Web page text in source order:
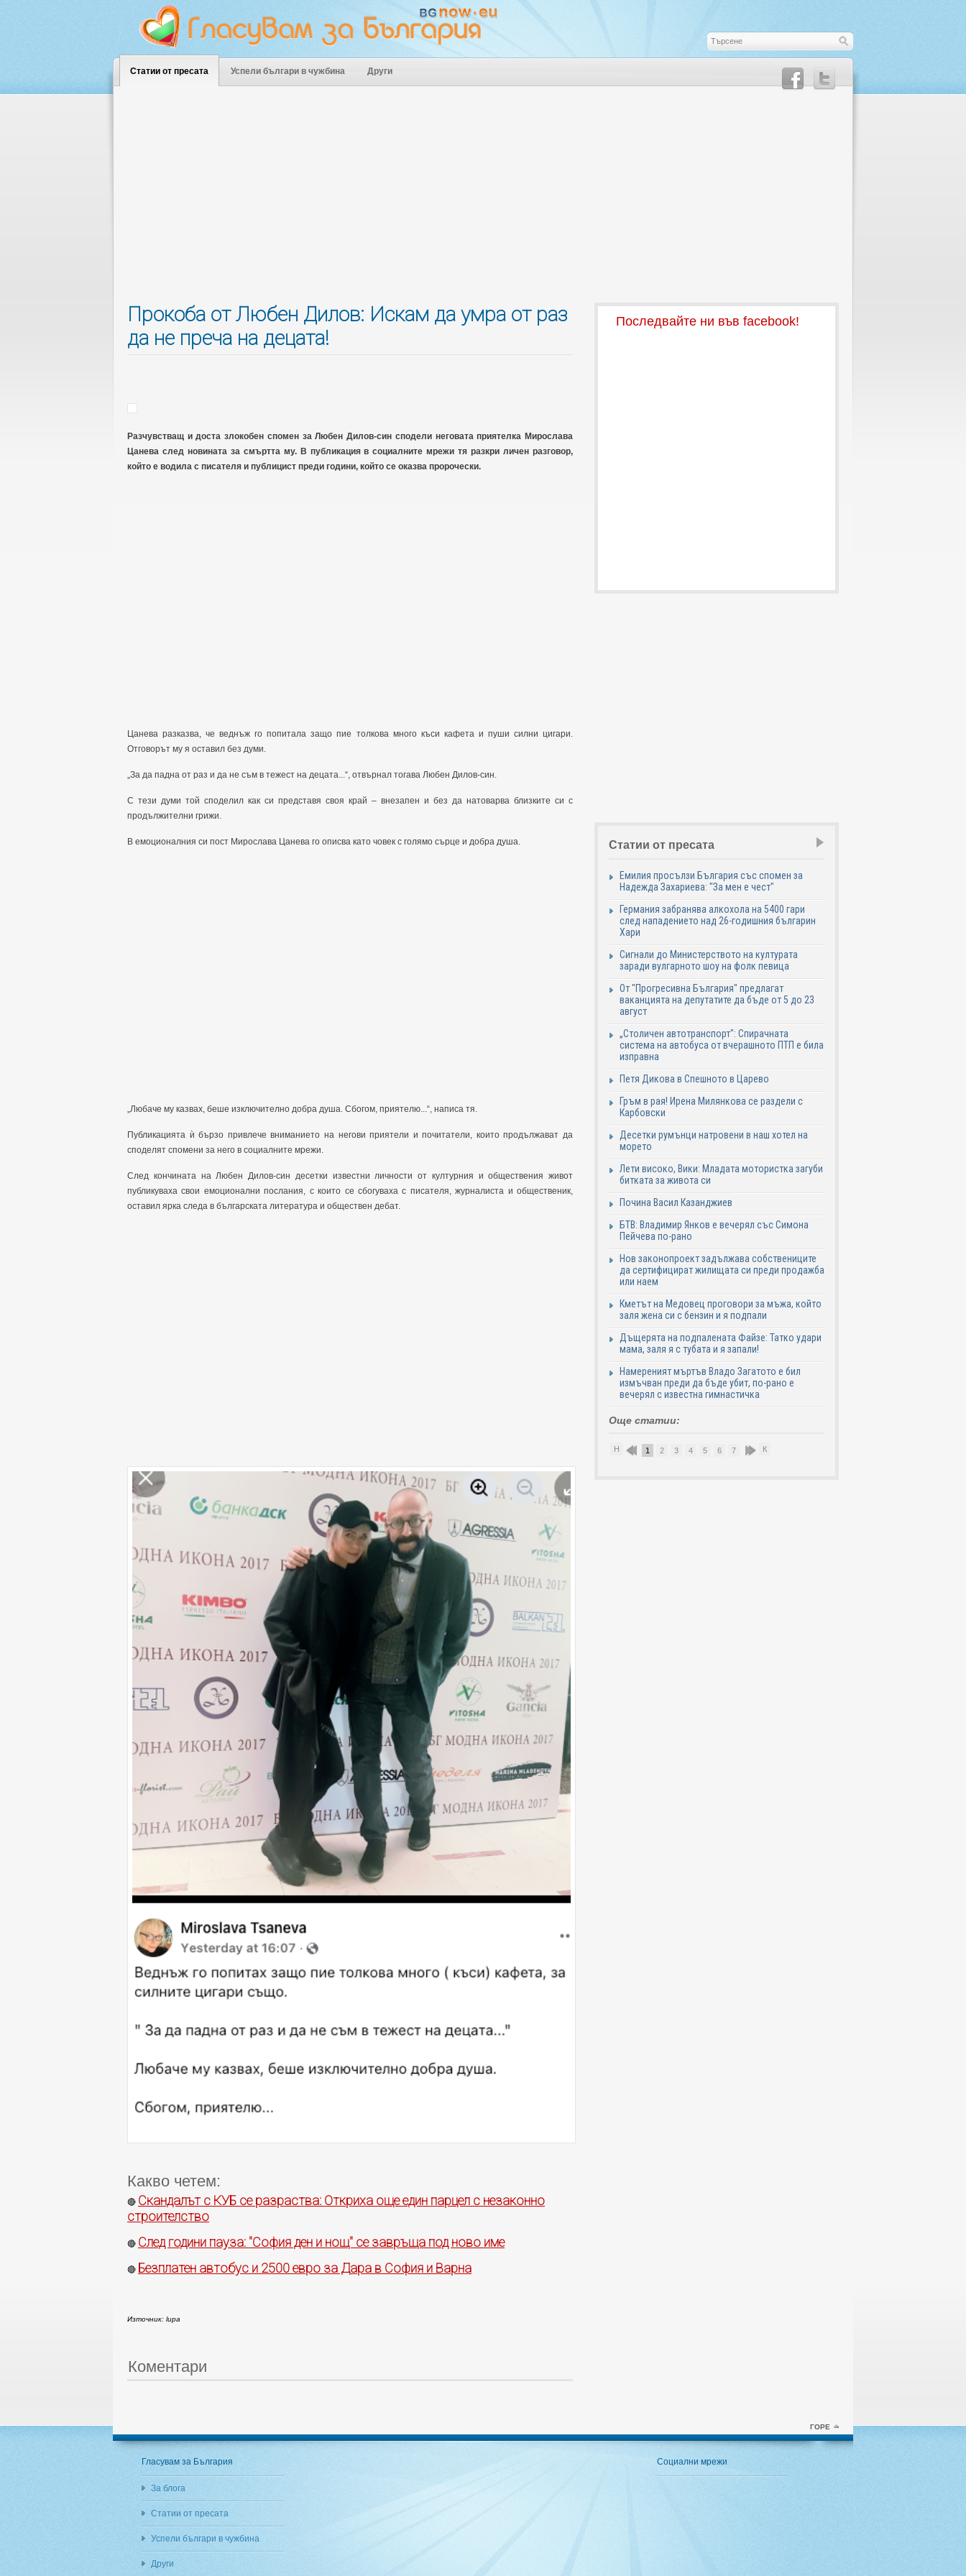
Статии от пресата Успели българи в чужбина Други
Прокоба от Любен Дилов: Искам да умра от раз
да не преча на децата!
Разчувстващ и доста злокобен спомен за Любен Дилов-син сподели неговата приятелка Мирослава
Цанева след новината за смъртта му. В публикация в социалните мрежи тя разкри личен разговор,
който е водила с писателя и публицист преди години, който се оказва пророчески.
Цанева разказва, че веднъж го попитала защо пие толкова много къси кафета и пуши силни цигари.
Отговорът му я оставил без думи.
„За да падна от раз и да не съм в тежест на децата...“, отвърнал тогава Любен Дилов-син.
С тези думи той споделил как си представя своя край – внезапен и без да натоварва близките си с
продължителни грижи.
В емоционалния си пост Мирослава Цанева го описва като човек с голямо сърце и добра душа.
„Любаче му казвах, беше изключително добра душа. Сбогом, приятелю...“, написа тя.
Публикацията ѝ бързо привлече вниманието на негови приятели и почитатели, които продължават да
споделят спомени за него в социалните мрежи.
След кончината на Любен Дилов-син десетки известни личности от културния и обществения живот
публикуваха свои емоционални послания, с които се сбогуваха с писателя, журналиста и общественик,
оставил ярка следа в българската литература и обществен дебат.
Какво четем:
🔴 Скандалът с КУБ се разраства: Откриха още един парцел с незаконно
строителство
🔴 След години пауза: "София ден и нощ" се завръща под ново име
🔴 Безплатен автобус и 2500 евро за Дара в София и Варна
Източник: lupa
Коментари
Последвайте ни във facebook!
Статии от пресата
Емилия просълзи България със спомен за
Надежда Захариева: "За мен е чест"
Германия забранява алкохола на 5400 гари
след нападението над 26-годишния българин
Хари
Сигнали до Министерството на културата
заради вулгарното шоу на фолк певица
От "Прогресивна България" предлагат
ваканцията на депутатите да бъде от 5 до 23
август
„Столичен автотранспорт": Спирачната
система на автобуса от вчерашното ПТП е била
изправна
Петя Дикова в Спешното в Царево
Гръм в рая! Ирена Милянкова се раздели с
Карбовски
Десетки румънци натровени в наш хотел на
морето
Лети високо, Вики: Младата мотористка загуби
битката за живота си
Почина Васил Казанджиев
БТВ: Владимир Янков е вечерял със Симона
Пейчева по-рано
Нов законопроект задължава собствениците
да сертифицират жилищата си преди продажба
или наем
Кметът на Медовец проговори за мъжа, който
заля жена си с бензин и я подпали
Дъщерята на подпалената Файзе: Татко удари
мама, заля я с тубата и я запали!
Намереният мъртъв Владо Загатото е бил
измъчван преди да бъде убит, по-рано е
вечерял с известна гимнастичка
Още статии:
Н 1 2 3 4 5 6 7 8 9К
ГОРЕ
Гласувам за България
За блога
Статии от пресата
Успели българи в чужбина
Други
Социални мрежи